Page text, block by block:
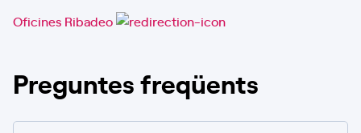
Oficines Ribadeo
Preguntes freqüents